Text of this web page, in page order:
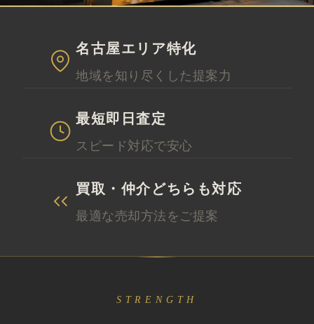
名古屋エリア特化
地域を知り尽くした提案力
最短即日査定
スピード対応で安心
買取・仲介どちらも対応
最適な売却方法をご提案
STRENGTH